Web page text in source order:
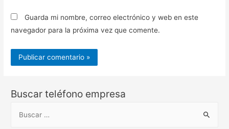
Guarda mi nombre, correo electrónico y web en este
navegador para la próxima vez que comente.
Buscar teléfono empresa